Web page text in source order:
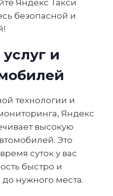
Яндекс Такси
безопасной и
и
технологии и
Яндекс
высокую
Это
суток у вас
быстро и
нужного места.